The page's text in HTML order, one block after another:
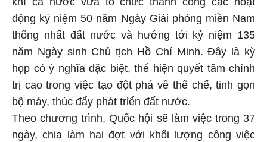
động kỷ niệm 50 năm Ngày Giải phóng miền Nam
thống nhất đất nước và hướng tới kỷ niệm 135
năm Ngày sinh Chủ tịch Hồ Chí Minh. Đây là kỳ
họp có ý nghĩa đặc biệt, thể hiện quyết tâm chính
trị cao trong việc tạo đột phá về thể chế, tinh gọn
bộ máy, thúc đẩy phát triển đất nước.
Theo chương trình, Quốc hội sẽ làm việc trong 37
ngày, chia làm hai đợt với khối lượng công việc